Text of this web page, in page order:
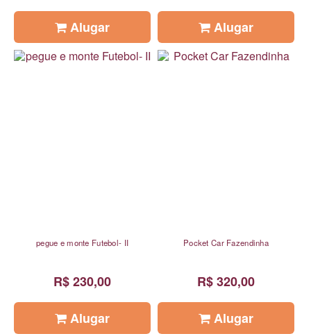
Alugar Alugar
pegue e monte Futebol- II
R$ 230,00
Alugar
Pocket Car Fazendinha
R$ 320,00
Alugar